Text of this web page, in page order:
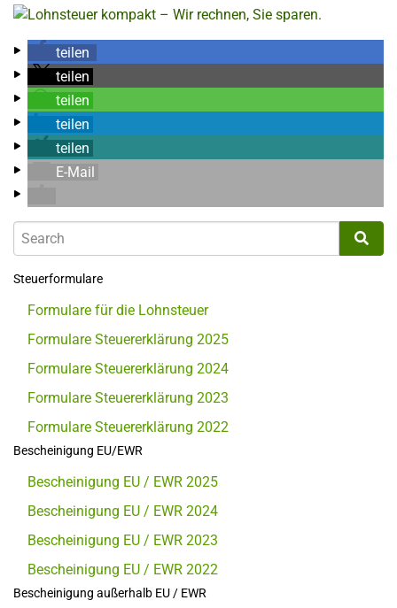
teilen
teilen
teilen
teilen
teilen
E-Mail
Steuerformulare
Formulare für die Lohnsteuer
Formulare Steuererklärung 2025
Formulare Steuererklärung 2024
Formulare Steuererklärung 2023
Formulare Steuererklärung 2022
Bescheinigung EU/EWR
Bescheinigung EU / EWR 2025
Bescheinigung EU / EWR 2024
Bescheinigung EU / EWR 2023
Bescheinigung EU / EWR 2022
Bescheinigung außerhalb EU / EWR